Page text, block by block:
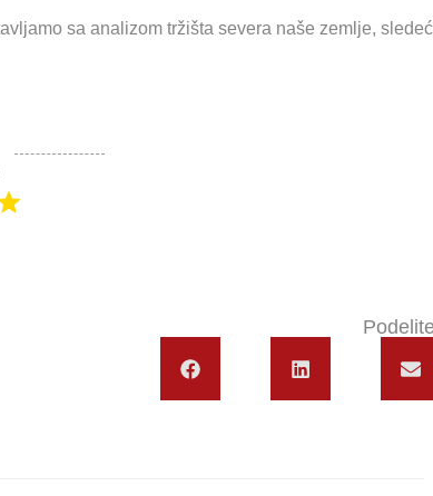
sa analizom tržišta severa naše zemlje,